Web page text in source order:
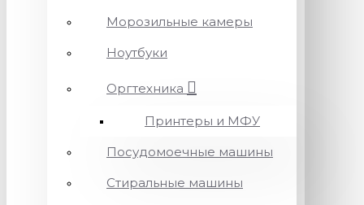
Морозильные камеры
Ноутбуки
Оргтехника
Принтеры и МФУ
Посудомоечные машины
Стиральные машины